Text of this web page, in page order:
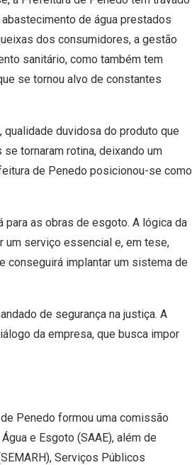
de água prestados
dos consumidores, a gestão
sanitário, como também tem
se tornou alvo de constantes
duvidosa do produto que
tornaram rotina, deixando um
de Penedo posicionou-se como
para as obras de esgoto. A lógica da
um serviço essencial e, em tese,
conseguirá implantar um sistema de
de segurança na justiça. A
da empresa, que busca impor
Penedo formou uma comissão
e Esgoto (SAAE), além de
Serviços Públicos